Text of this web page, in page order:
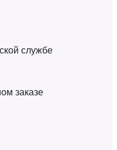
службе
заказе